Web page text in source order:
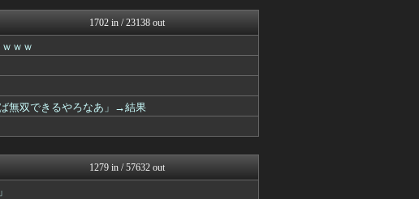
筋肉速報
BIPブログ
ｗ...
あらまめ2ch
VIPPER速報
聞...
哲学ニュースnwk
て...
まとめCUP
もみあげチャ～シュ～
2chまとめ・読み物・長編...
1702 in / 23138 out
ｗｗ
無双できるやろなあ」→結果
1279 in / 57632 out